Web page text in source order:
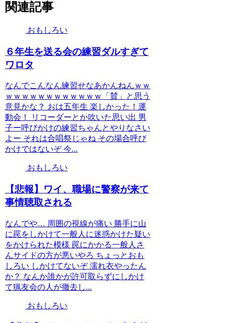
関連記事
おもしろい
６年生を送る会の練習ダルすぎて
ワロタ
なんでこんなん練習せなあかんねんｗｗ
ｗｗｗｗｗｗｗｗｗｗｗｗ「賛」と思う
意見かな？ おは五年生 楽しかった！運
動会！ リコーダーとか吹いた思い出 男
子ー呼びかけの練習ちゃんとやりなさい
よー それは合唱祭じゃね その場合呼び
かけではないぞ 今...
おもしろい
【悲報】ワイ、職場に警察が来て
事情聴取される
なんでや… 周囲の視線が痛い 勝手に山
に罠をしかけて一般人に迷惑かけた疑い
をかけられた模様 罠にかかる一般人さ
んサイドの方が悪いやろ ちょっとおも
しろい しかけてないぞ 濡れ衣やったん
か？ なんか誰かが許可取らずにしかけ
て猟友会の人が撤去し...
おもしろい